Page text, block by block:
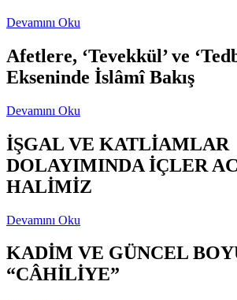
Devamını Oku
Afetlere, ‘Tevekkül’ ve
Ekseninde İslâmî Bakış
Devamını Oku
İŞGAL VE KATLİAMLAR
DOLAYIMINDA İÇLER
HALİMİZ
Devamını Oku
KADİM VE GÜNCEL
“CÂHİLİYE”